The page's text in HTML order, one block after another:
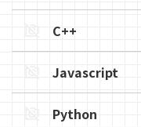
C++
Javascript
Python